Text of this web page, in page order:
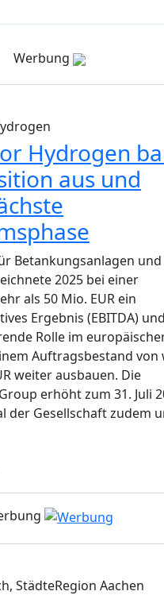
Werbung
Hydrogen
aus und
Betankungsanlagen und
2025 bei einer
als 50 Mio. EUR ein
Ergebnis (EBITDA) und
Rolle im
Auftragsbestand von
weiter ausbauen. Die
erhöht zum 31. Juli
der Gesellschaft zudem
StädteRegion Aachen